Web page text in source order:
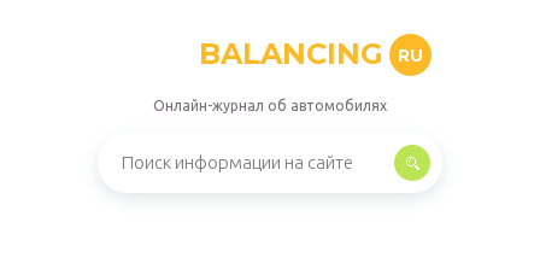
BALANCING RU
Онлайн-журнал об автомобилях